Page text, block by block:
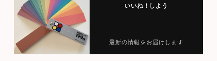
いいね！しよう
最新の情報をお届けします